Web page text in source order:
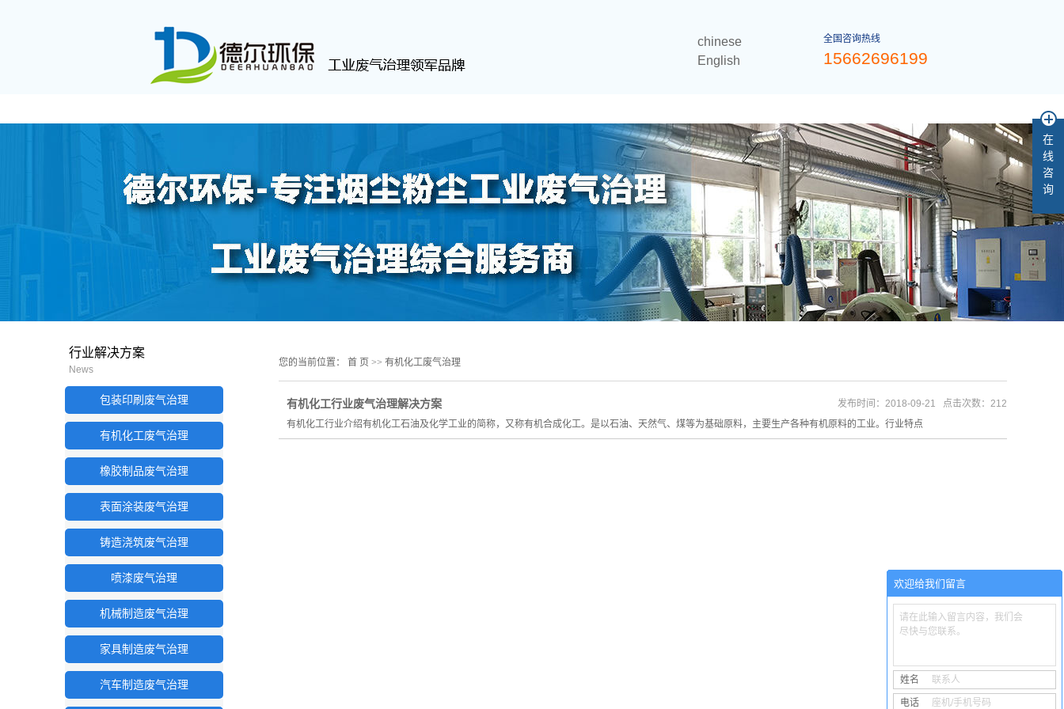
全国咨询热线
15662696199
chinese
English
行业解决方案
News
包装印刷废气治理
有机化工废气治理
橡胶制品废气治理
表面涂装废气治理
铸造浇筑废气治理
喷漆废气治理
机械制造废气治理
家具制造废气治理
汽车制造废气治理
您的当前位置： 首 页 >> 有机化工废气治理
有机化工行业废气治理解决方案
有机化工行业介绍有机化工石油及化学工业的简称，又称有机合成化工。是以石油、天然气、煤等为基础原料，主要生产各种有机原料的工业。行业特点
发布时间：2018-09-21 点击次数：212
在
线
咨
询
欢迎给我们留言
请在此输入留言内容，我们会
尽快与您联系。
姓名 联系人
电话 座机/手机号码